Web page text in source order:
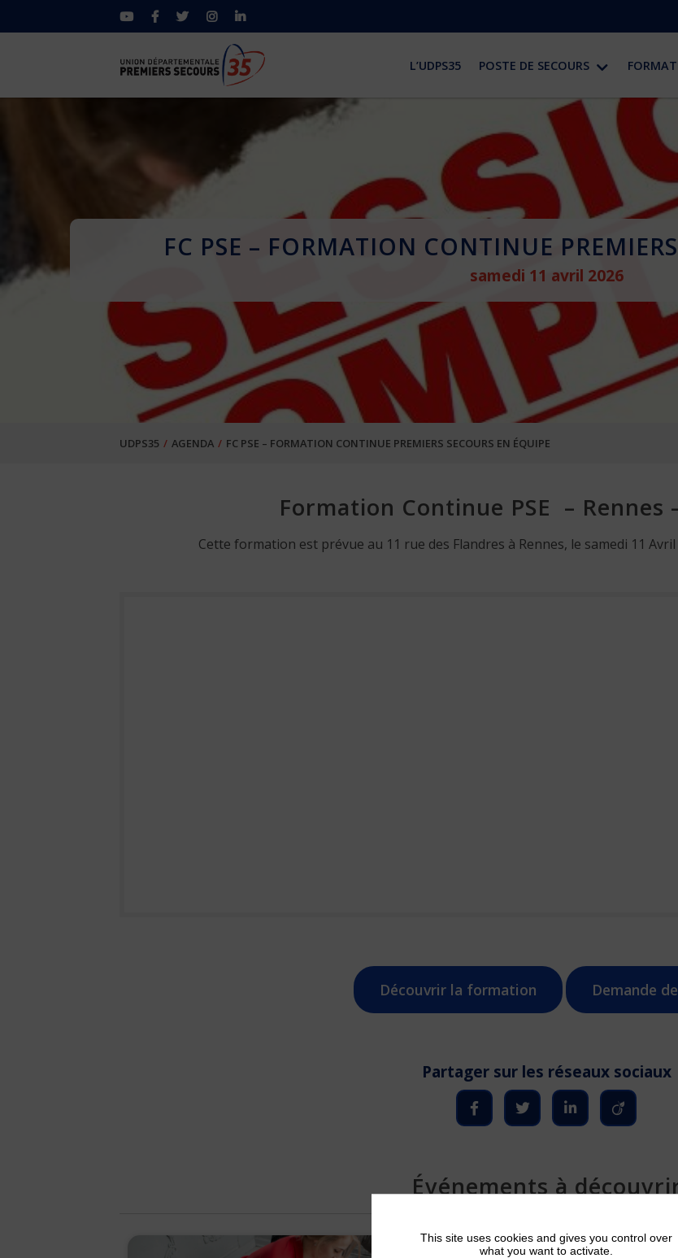
L’UDPS35 POSTE DE SECOURS
FC PSE – FORMATION CONTINUE
samedi 11 avril 2026
UDPS35 AGENDA FC PSE – FORMATION CONTINUE PREMIERS SECOURS EN ÉQUIPE
Formation Continue PSE – Rennes
Cette formation est prévue au 11 rue des Flandres à Rennes, le samedi 11
Découvrir la formation Demande
Événements à
This site uses cookies and gives you control over
what you want to activate.